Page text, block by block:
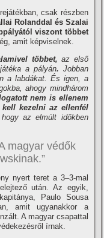
csak részben
Rolanddal és Szalai
viszont többet
amit képviselnek.
többet,az első
a pályán. Jobban
a labdákat.
És igen, a
ahogy mindhárom
nem is ellenem
kezelni az ellenfél
az elmúlt időkben
magyar védők
nyert teret a 3–3-mal
után. Az egyik,
Paulo Sousa
amit ugyanakkor a
A magyar csapattal
írnak.